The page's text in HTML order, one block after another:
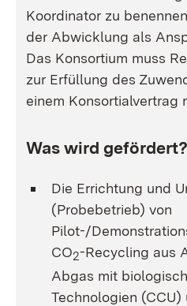
Koordinator zu
der Abwicklung als
Das Konsortium muss
zur Erfüllung des
einem Konsortialvertrag
Was wird gefördert?
Die Errichtung und
(Probebetrieb) von
Pilot-/
CO2-Recycling aus
Abgas mit
Technologien